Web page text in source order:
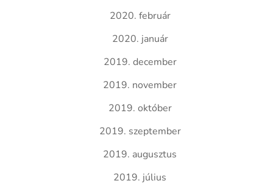
2020. február
2020. január
2019. december
2019. november
2019. október
2019. szeptember
2019. augusztus
2019. július